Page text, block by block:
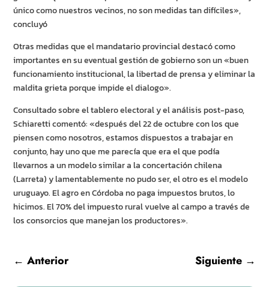
único como nuestros vecinos, no son medidas tan difíciles»,
concluyó
Otras medidas que el mandatario provincial destacó como
importantes en su eventual gestión de gobierno son un «buen
funcionamiento institucional, la libertad de prensa y eliminar la
maldita grieta porque impide el dialogo».
Consultado sobre el tablero electoral y el análisis post-paso,
Schiaretti comentó: «después del 22 de octubre con los que
piensen como nosotros, estamos dispuestos a trabajar en
conjunto, hay uno que me parecía que era el que podía
llevarnos a un modelo similar a la concertación chilena
(Larreta) y lamentablemente no pudo ser, el otro es el modelo
uruguayo. El agro en Córdoba no paga impuestos brutos, lo
hicimos. El 70% del impuesto rural vuelve al campo a través de
los consorcios que manejan los productores».
←Anterior Siguiente→